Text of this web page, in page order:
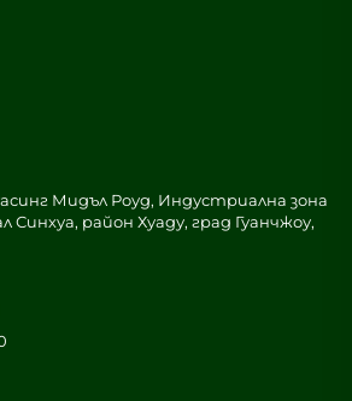
Мидъл Роуд, Индустриална зона
Синхуа, район Хуаду, град Гуанчжоу,